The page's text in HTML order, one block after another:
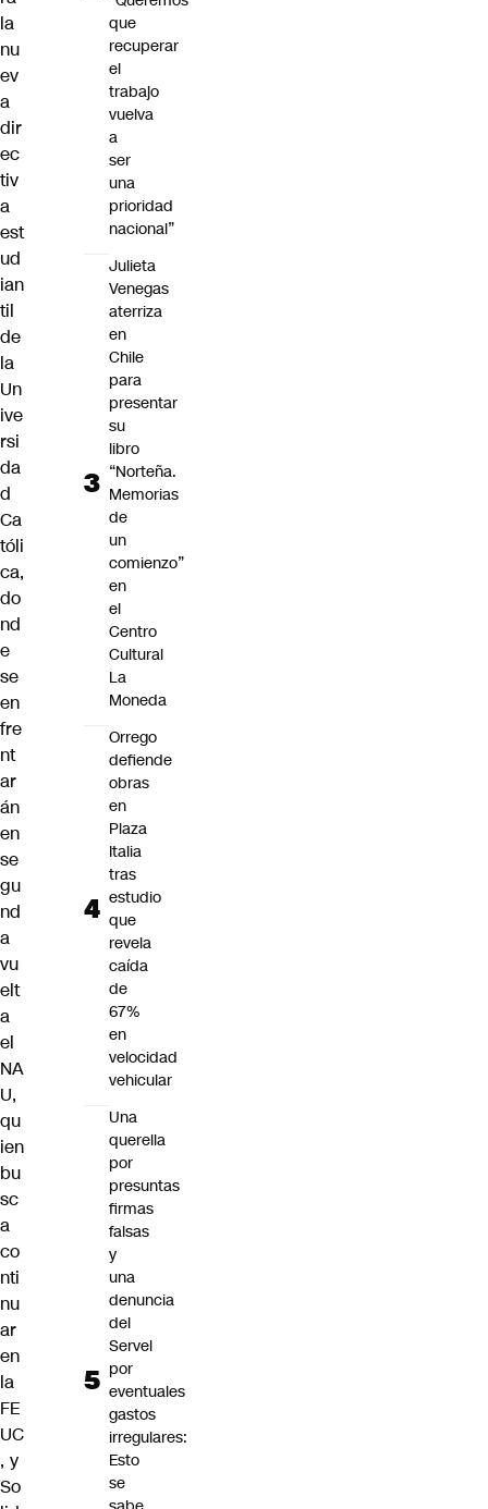
la
nu
ev
a
dir
ec
tiv
a
est
ud
ian
til
de
la
Un
ive
rsi
da
d
Ca
tóli
ca,
do
nd
e
se
en
fre
nt
ar
án
en
se
gu
nd
a
vu
elt
a
el
NA
U,
qu
ien
bu
sc
a
co
nti
nu
ar
en
la
FE
UC
, y
So
que
recuperar
el
trabajo
vuelva
a
ser
una
prioridad
nacional”
Julieta
Venegas
aterriza
en
Chile
para
presentar
su
libro
“Norteña.
Memorias
de
un
comienzo”
en
el
Centro
Cultural
La
Moneda
Orrego
defiende
obras
en
Plaza
Italia
tras
estudio
que
revela
caída
de
67%
en
velocidad
vehicular
Una
querella
por
presuntas
firmas
falsas
y
una
denuncia
del
Servel
por
eventuales
gastos
irregulares:
Esto
se